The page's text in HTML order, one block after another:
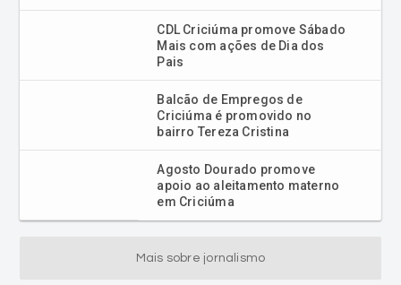
CDL Criciúma promove Sábado
Mais com ações de Dia dos
Pais
Balcão de Empregos de
Criciúma é promovido no
bairro Tereza Cristina
Agosto Dourado promove
apoio ao aleitamento materno
em Criciúma
Mais sobre jornalismo